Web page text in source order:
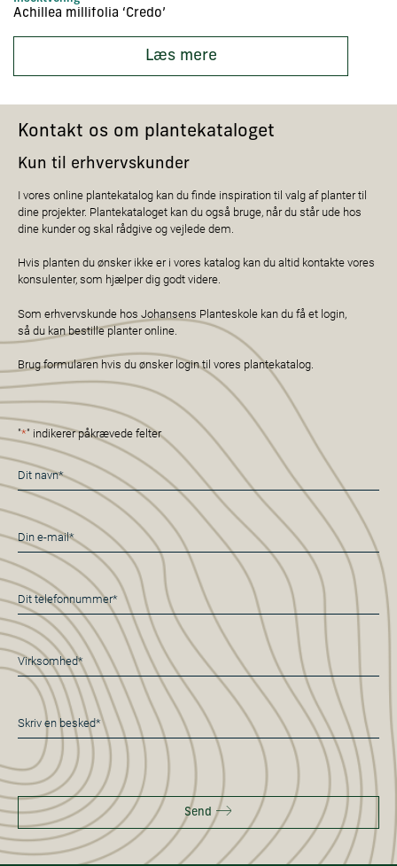
Achillea millifolia ‘Credo’
Læs mere
Kontakt os om plantekataloget
Kun til erhvervskunder
I vores online plantekatalog kan du finde inspiration til valg af planter til
dine projekter. Plantekataloget kan du også bruge, når du står ude hos
dine kunder og skal rådgive og vejlede dem.
Hvis planten du ønsker ikke er i vores katalog kan du altid kontakte vores
konsulenter, som hjælper dig godt videre.
Som erhvervskunde hos Johansens Planteskole kan du få et login,
så du kan bestille planter online.
Brug formularen hvis du ønsker login til vores plantekatalog.
"*" indikerer påkrævede felter
Navn
*
E-
mail
*
Telefon
*
Virksomhed*
*
Besked
*
Send